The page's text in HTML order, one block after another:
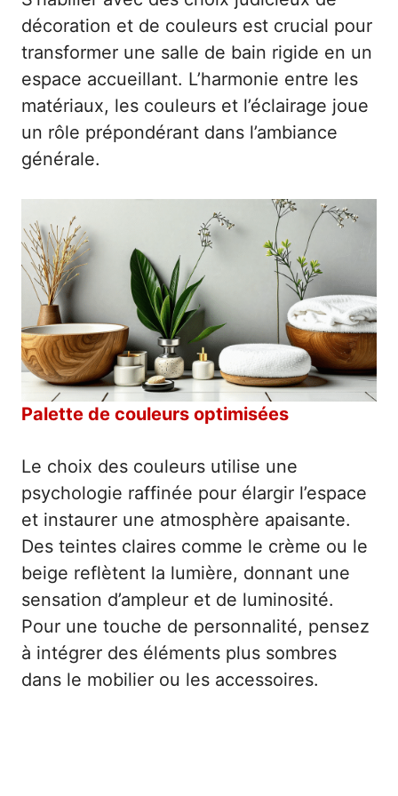
décoration et de couleurs est crucial pour
transformer une salle de bain rigide en un
espace accueillant. L’harmonie entre les
matériaux, les couleurs et l’éclairage joue
un rôle prépondérant dans l’ambiance
générale.
Palette de couleurs optimisées
Le choix des couleurs utilise une
psychologie raffinée pour élargir l’espace
et instaurer une atmosphère apaisante.
Des teintes claires comme le crème ou le
beige reflètent la lumière, donnant une
sensation d’ampleur et de luminosité.
Pour une touche de personnalité, pensez
à intégrer des éléments plus sombres
dans le mobilier ou les accessoires.